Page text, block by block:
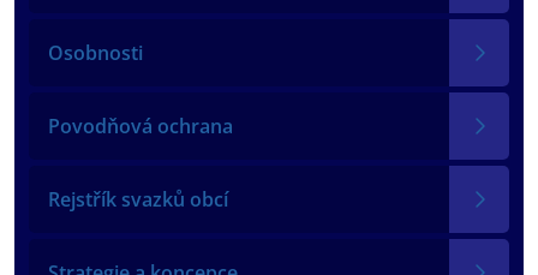
Osobnosti
Povodňová ochrana
Rejstřík svazků obcí